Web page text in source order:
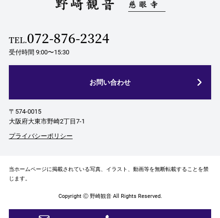
TEL.072-876-2324
受付時間 9:00〜15:30
お問い合わせ
〒574-0015
大阪府大東市野崎2丁目7-1
プライバシーポリシー
当ホームページに掲載されている写真、イラスト、動画等を無断転載することを禁
じます。
Copyright Ⓒ 野崎観音 All Rights Reserved.